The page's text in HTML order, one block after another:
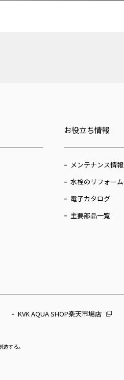
お役立ち情報
メンテナンス情報
水栓のリフォーム
電子カタログ
主要部品一覧
KVK AQUA SHOP楽天市場店
する。